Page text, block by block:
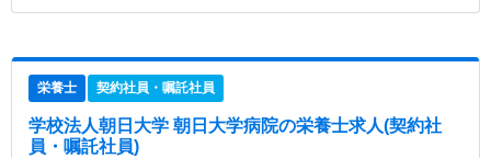
栄養士 契約社員・嘱託社員
学校法人朝日大学 朝日大学病院の栄養士求人(契約社
員・嘱託社員)